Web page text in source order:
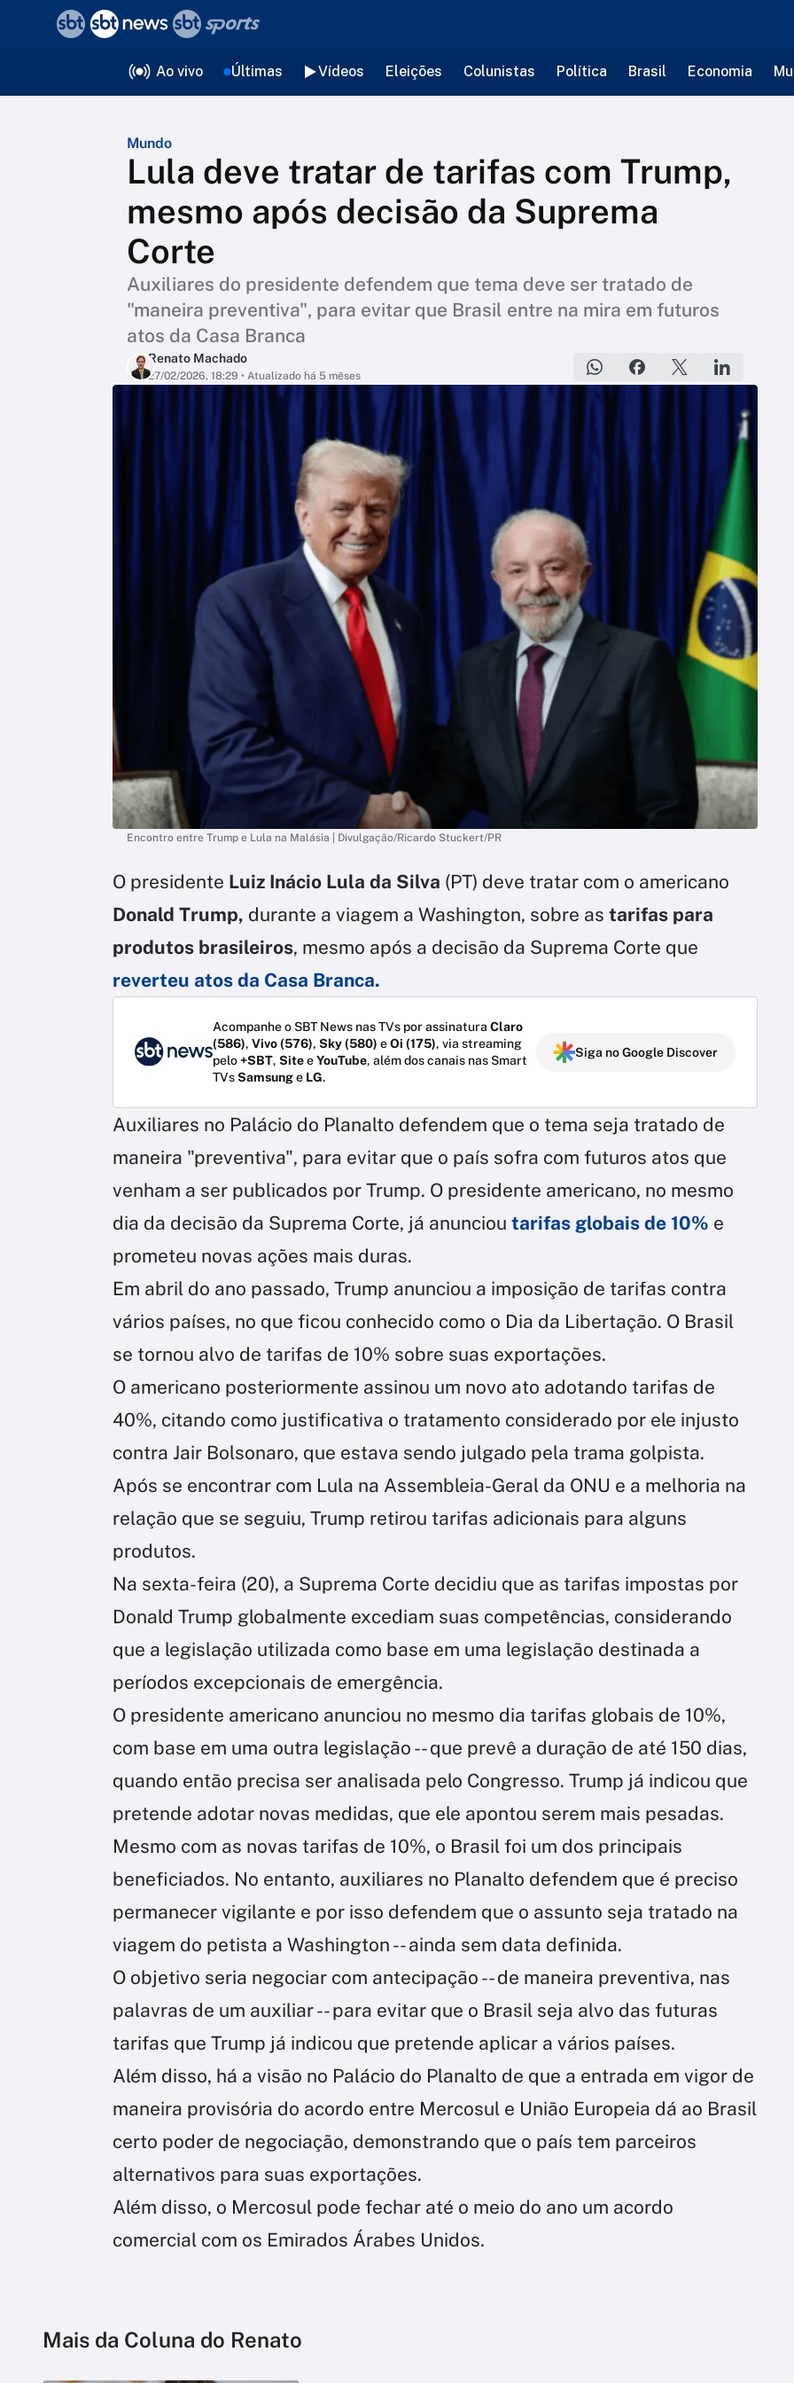
Ao vivo Últimas Vídeos Eleições Colunistas Política Brasil Economia
Mundo
Lula deve tratar de tarifas com Trump,
mesmo após decisão da Suprema
Corte
Auxiliares do presidente defendem que tema deve ser tratado de
"maneira preventiva", para evitar que Brasil entre na mira em futuros
atos da Casa Branca
Renato Machado
27/02/2026, 18:29 • Atualizado há 5 mêses
Encontro entre Trump e Lula na Malásia | Divulgação/Ricardo Stuckert/PR
O presidente Luiz Inácio Lula da Silva (PT) deve tratar com o americano
Donald Trump, durante a viagem a Washington, sobre as tarifas para
produtos brasileiros, mesmo após a decisão da Suprema Corte que
reverteu atos da Casa Branca.
Acompanhe o SBT News nas TVs por assinatura Claro
(586), Vivo (576), Sky (580) eOi (175), via streaming
pelo+SBT, SiteeYouTube, além dos canais nas Smart
TVsSamsunge LG.
Siga no Google Discover
Auxiliares no Palácio do Planalto defendem que o tema seja tratado de
maneira "preventiva", para evitar que o país sofra com futuros atos que
venham a ser publicados por Trump. O presidente americano, no mesmo
dia da decisão da Suprema Corte, já anunciou tarifas globais de 10% e
prometeu novas ações mais duras.
Em abril do ano passado, Trump anunciou a imposição de tarifas contra
vários países, no que ficou conhecido como o Dia da Libertação. O Brasil
se tornou alvo de tarifas de 10% sobre suas exportações.
O americano posteriormente assinou um novo ato adotando tarifas de
40%, citando como justificativa o tratamento considerado por ele injusto
contra Jair Bolsonaro, que estava sendo julgado pela trama golpista.
Após se encontrar com Lula na Assembleia-Geral da ONU e a melhoria na
relação que se seguiu, Trump retirou tarifas adicionais para alguns
produtos.
Na sexta-feira (20), a Suprema Corte decidiu que as tarifas impostas por
Donald Trump globalmente excediam suas competências, considerando
que a legislação utilizada como base em uma legislação destinada a
períodos excepcionais de emergência.
O presidente americano anunciou no mesmo dia tarifas globais de 10%,
com base em uma outra legislação -- que prevê a duração de até 150 dias,
quando então precisa ser analisada pelo Congresso. Trump já indicou que
pretende adotar novas medidas, que ele apontou serem mais pesadas.
Mesmo com as novas tarifas de 10%, o Brasil foi um dos principais
beneficiados. No entanto, auxiliares no Planalto defendem que é preciso
permanecer vigilante e por isso defendem que o assunto seja tratado na
viagem do petista a Washington -- ainda sem data definida.
O objetivo seria negociar com antecipação -- de maneira preventiva, nas
palavras de um auxiliar -- para evitar que o Brasil seja alvo das futuras
tarifas que Trump já indicou que pretende aplicar a vários países.
Além disso, há a visão no Palácio do Planalto de que a entrada em vigor de
maneira provisória do acordo entre Mercosul e União Europeia dá ao Brasil
certo poder de negociação, demonstrando que o país tem parceiros
alternativos para suas exportações.
Além disso, o Mercosul pode fechar até o meio do ano um acordo
comercial com os Emirados Árabes Unidos.
Mais da Coluna do Renato
voltar
Editorias